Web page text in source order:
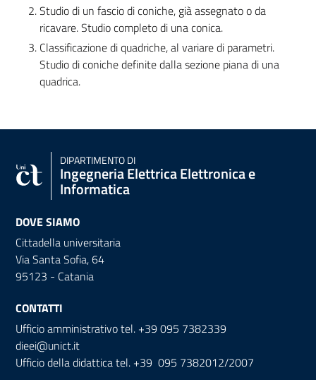
Studio di un fascio di coniche, già assegnato o da
ricavare. Studio completo di una conica.
Classificazione di quadriche, al variare di parametri.
Studio di coniche definite dalla sezione piana di una
quadrica.
DIPARTIMENTO DI
Ingegneria Elettrica Elettronica e
Informatica
DOVE SIAMO
Cittadella universitaria
Via Santa Sofia, 64
95123 - Catania
CONTATTI
Ufficio amministrativo tel. +39 095 7382339
dieei@unict.it
Ufficio della didattica tel. +39 095 7382012/2007